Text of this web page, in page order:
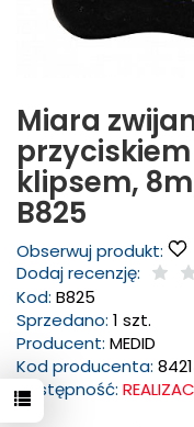
Miara
klipsem,
B825
Obserwuj produkt:
Dodaj recenzję:
Kod: B825
Sprzedano: 1 szt.
Producent: MEDID
Kod producenta:
Dostępność: